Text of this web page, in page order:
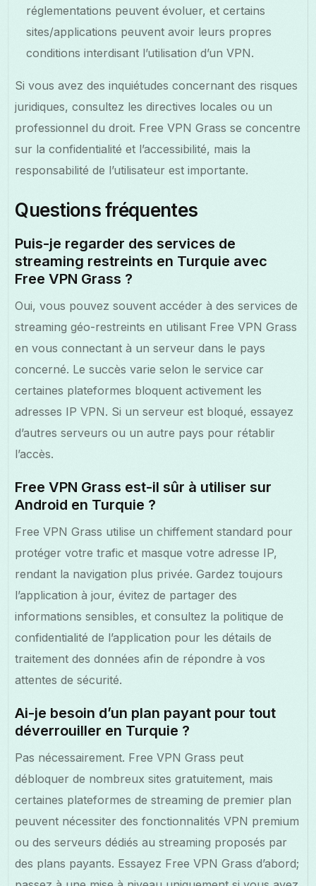
réglementations peuvent évoluer, et certains
sites/applications peuvent avoir leurs propres
conditions interdisant l’utilisation d’un VPN.
Si vous avez des inquiétudes concernant des risques
juridiques, consultez les directives locales ou un
professionnel du droit. Free VPN Grass se concentre
sur la confidentialité et l’accessibilité, mais la
responsabilité de l’utilisateur est importante.
Questions fréquentes
Puis-je regarder des services de
streaming restreints en Turquie avec
Free VPN Grass ?
Oui, vous pouvez souvent accéder à des services de
streaming géo-restreints en utilisant Free VPN Grass
en vous connectant à un serveur dans le pays
concerné. Le succès varie selon le service car
certaines plateformes bloquent activement les
adresses IP VPN. Si un serveur est bloqué, essayez
d’autres serveurs ou un autre pays pour rétablir
l’accès.
Free VPN Grass est-il sûr à utiliser sur
Android en Turquie ?
Free VPN Grass utilise un chiffement standard pour
protéger votre trafic et masque votre adresse IP,
rendant la navigation plus privée. Gardez toujours
l’application à jour, évitez de partager des
informations sensibles, et consultez la politique de
confidentialité de l’application pour les détails de
traitement des données afin de répondre à vos
attentes de sécurité.
Ai-je besoin d’un plan payant pour tout
déverrouiller en Turquie ?
Pas nécessairement. Free VPN Grass peut
débloquer de nombreux sites gratuitement, mais
certaines plateformes de streaming de premier plan
peuvent nécessiter des fonctionnalités VPN premium
ou des serveurs dédiés au streaming proposés par
des plans payants. Essayez Free VPN Grass d’abord;